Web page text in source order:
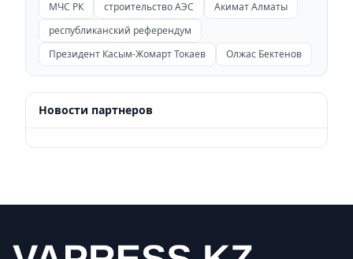
МЧС РК
строительство АЭС
Акимат Алматы
республиканский референдум
Президент Касым-Жомарт Токаев
Олжас Бектенов
Новости партнеров